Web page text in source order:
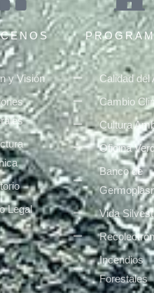
y Visión
Legal
Calidad del
Cambio
Cultura
Oficina
Banco de
Vida
Incendios
Forestales